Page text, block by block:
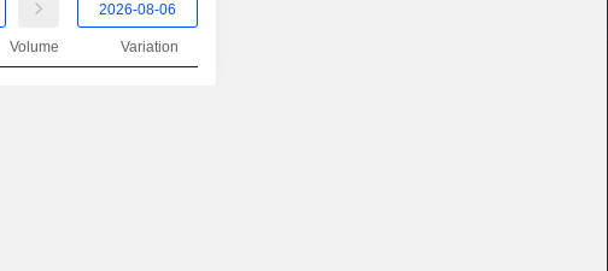
Volume Variation